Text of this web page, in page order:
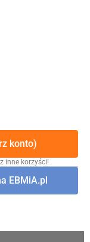
konto)
inne korzyści!
EBMiA.pl